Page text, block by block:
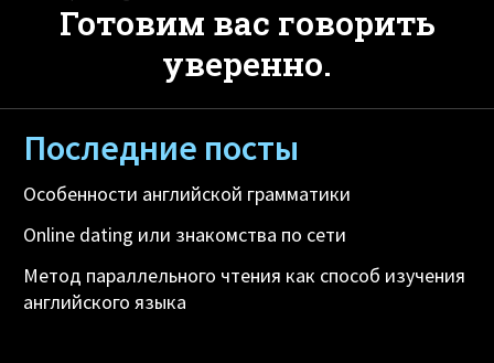
Готовим вас говорить
уверенно.
Последние посты
Особенности английской грамматики
Online dating или знакомства по сети
Метод параллельного чтения как способ изучения
английского языка